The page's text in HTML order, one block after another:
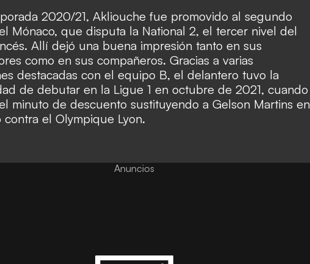
2020/21, Akliouche fue promovido al segundo
Mónaco, que disputa la National 2, el tercer nivel del
Allí dejó una buena impresión tanto en sus
como en sus compañeros. Gracias a varias
destacadas con el equipo B, el delantero tuvo la
de debutar en la Ligue 1 en octubre de 2021, cuando
minuto de descuento sustituyendo a Gelson Martins en
el Olympique Lyon.
Anuncios